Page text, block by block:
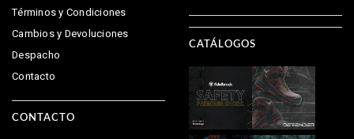
Términos y Condiciones
Cambios y Devoluciones
Despacho
Contacto
CONTACTO
CATÁLOGOS